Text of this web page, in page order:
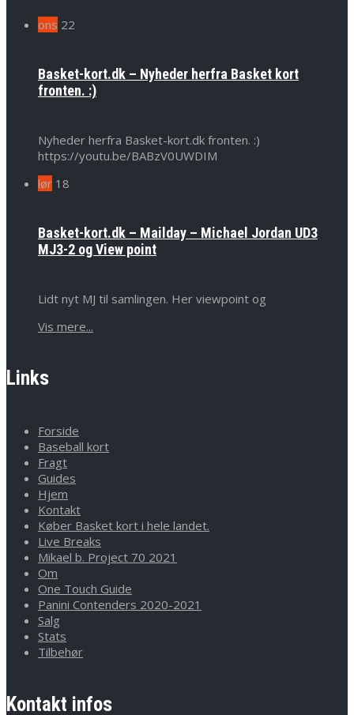
ons 22
Basket-kort.dk – Nyheder herfra Basket kort
fronten. :)
Nyheder herfra Basket-kort.dk fronten. :)
https://youtu.be/BABzV0UWDIM
lør 18
Basket-kort.dk – Mailday – Michael Jordan UD3
MJ3-2 og View point
Lidt nyt MJ til samlingen. Her viewpoint og
Vis mere...
Links
Forside
Baseball kort
Fragt
Guides
Hjem
Kontakt
Køber Basket kort i hele landet.
Live Breaks
Mikael b. Project 70 2021
Om
One Touch Guide
Panini Contenders 2020-2021
Salg
Stats
Tilbehør
Kontakt infos